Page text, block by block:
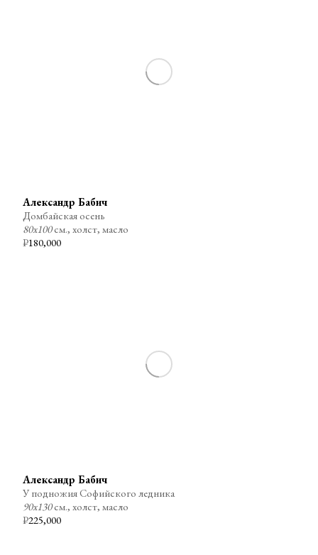
₽180,000
Александр Бабич
Домбайская осень
80х100см., холст, масло
₽225,000
Александр Бабич
У подножия Софийского ледника
90х130см., холст, масло